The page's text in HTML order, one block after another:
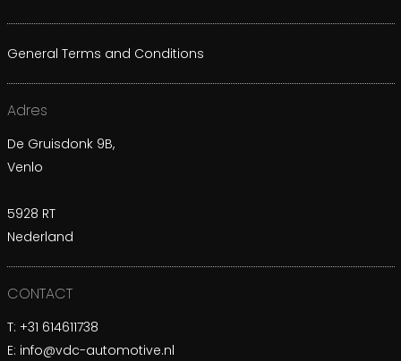
General Terms and Conditions
Adres
De Gruisdonk 9B,
Venlo
5928 RT
Nederland
CONTACT
T: +31 614611738
E: info@vdc-automotive.nl